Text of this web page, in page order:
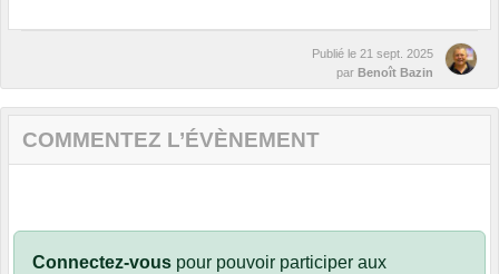
Publié le 21 sept. 2025
par Benoît Bazin
COMMENTEZ L’ÉVÈNEMENT
Connectez-vous pour pouvoir participer aux